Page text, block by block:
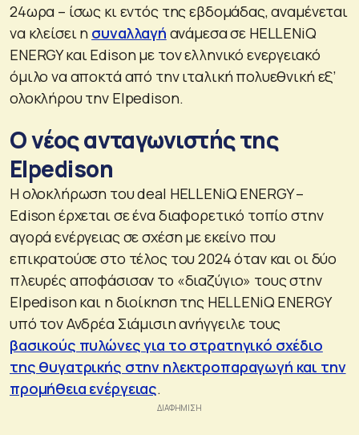
24ωρα – ίσως κι εντός της εβδομάδας, αναμένεται
να κλείσει η συναλλαγή ανάμεσα σε HELLENiQ
ENERGY και Edison με τον ελληνικό ενεργειακό
όμιλο να αποκτά από την ιταλική πολυεθνική εξ’
ολοκλήρου την Elpedison.
Ο νέος ανταγωνιστής της
Elpedison
Η ολοκλήρωση του deal HELLENiQ ENERGY –
Edison έρχεται σε ένα διαφορετικό τοπίο στην
αγορά ενέργειας σε σχέση με εκείνο που
επικρατούσε στο τέλος του 2024 όταν και οι δύο
πλευρές αποφάσισαν το «διαζύγιο» τους στην
Elpedison και η διοίκηση της HELLENiQ ENERGY
υπό τον Ανδρέα Σιάμισιη ανήγγειλε τους
βασικούς πυλώνες για το στρατηγικό σχέδιο
της θυγατρικής στην ηλεκτροπαραγωγή και την
προμήθεια ενέργειας.